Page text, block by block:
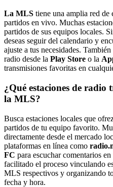
La MLS tiene una amplia red de
partidos en vivo. Muchas
partidos de sus equipos locales.
deseas seguir del calendario y
ajuste a tus necesidades.
radio desde la Play Store o la
transmisiones favoritas en
¿Qué estaciones de
la MLS?
Busca estaciones locales que
partidos de tu equipo favorito.
directamente desde el mercado
plataformas en línea como
FC para escuchar comentarios
facilitado el proceso vinculando
MLS respectivos y organizando
fecha y hora.